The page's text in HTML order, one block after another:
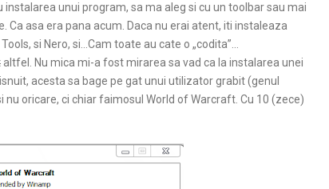
unui program, sa ma aleg si cu un toolbar sau mai
Ca asa era pana acum. Daca nu erai atent, iti instaleaza
si Nero, si…Cam toate au cate o „codita”…
altfel. Nu mica mi-a fost mirarea sa vad ca la instalarea unei
acesta sa bage pe gat unui utilizator grabit (genul
nu oricare, ci chiar faimosul World of Warcraft. Cu 10 (zece)